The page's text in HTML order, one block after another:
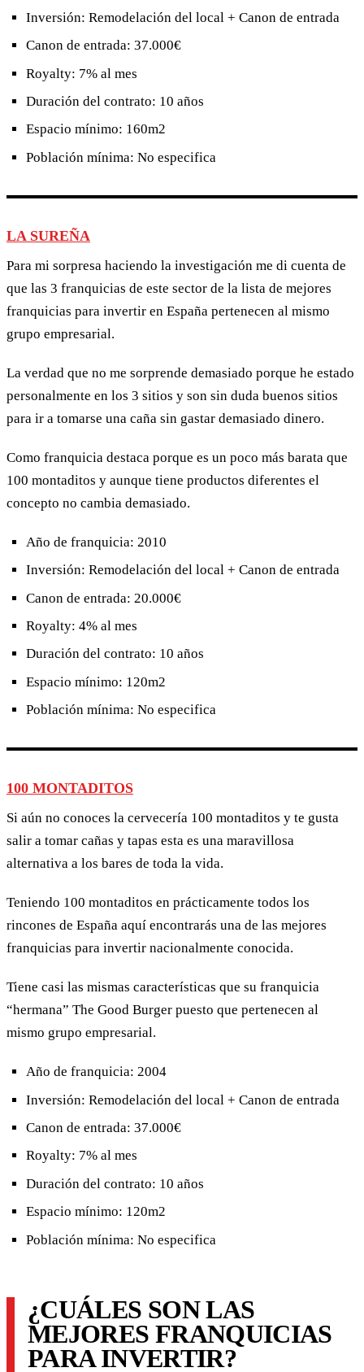
Inversión: Remodelación del local + Canon de entrada
Canon de entrada: 37.000€
Royalty: 7% al mes
Duración del contrato: 10 años
Espacio mínimo: 160m2
Población mínima: No especifica
LA SUREÑA
Para mi sorpresa haciendo la investigación me di cuenta de
que las 3 franquicias de este sector de la lista de mejores
franquicias para invertir en España pertenecen al mismo
grupo empresarial.
La verdad que no me sorprende demasiado porque he estado
personalmente en los 3 sitios y son sin duda buenos sitios
para ir a tomarse una caña sin gastar demasiado dinero.
Como franquicia destaca porque es un poco más barata que
100 montaditos y aunque tiene productos diferentes el
concepto no cambia demasiado.
Año de franquicia: 2010
Inversión: Remodelación del local + Canon de entrada
Canon de entrada: 20.000€
Royalty: 4% al mes
Duración del contrato: 10 años
Espacio mínimo: 120m2
Población mínima: No especifica
100 MONTADITOS
Si aún no conoces la cervecería 100 montaditos y te gusta
salir a tomar cañas y tapas esta es una maravillosa
alternativa a los bares de toda la vida.
Teniendo 100 montaditos en prácticamente todos los
rincones de España aquí encontrarás una de las mejores
franquicias para invertir nacionalmente conocida.
Tiene casi las mismas características que su franquicia
“hermana” The Good Burger puesto que pertenecen al
mismo grupo empresarial.
Año de franquicia: 2004
Inversión: Remodelación del local + Canon de entrada
Canon de entrada: 37.000€
Royalty: 7% al mes
Duración del contrato: 10 años
Espacio mínimo: 120m2
Población mínima: No especifica
¿CUÁLES SON LAS
MEJORES FRANQUICIAS
PARA INVERTIR?